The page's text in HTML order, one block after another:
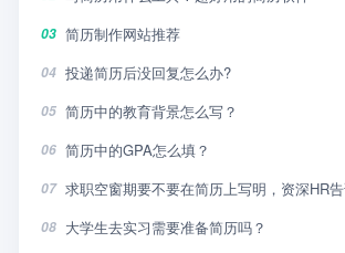
03 简历制作网站推荐
04 投递简历后没回复怎么办?
05 简历中的教育背景怎么写？
06 简历中的GPA怎么填？
07 求职空窗期要不要在简历上写明，资深HR
08 大学生去实习需要准备简历吗？